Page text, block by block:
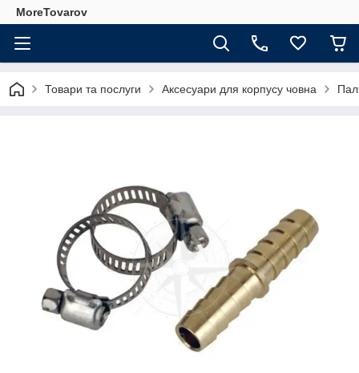
MoreTovarov
Товари та послуги Аксесуари для корпусу човна